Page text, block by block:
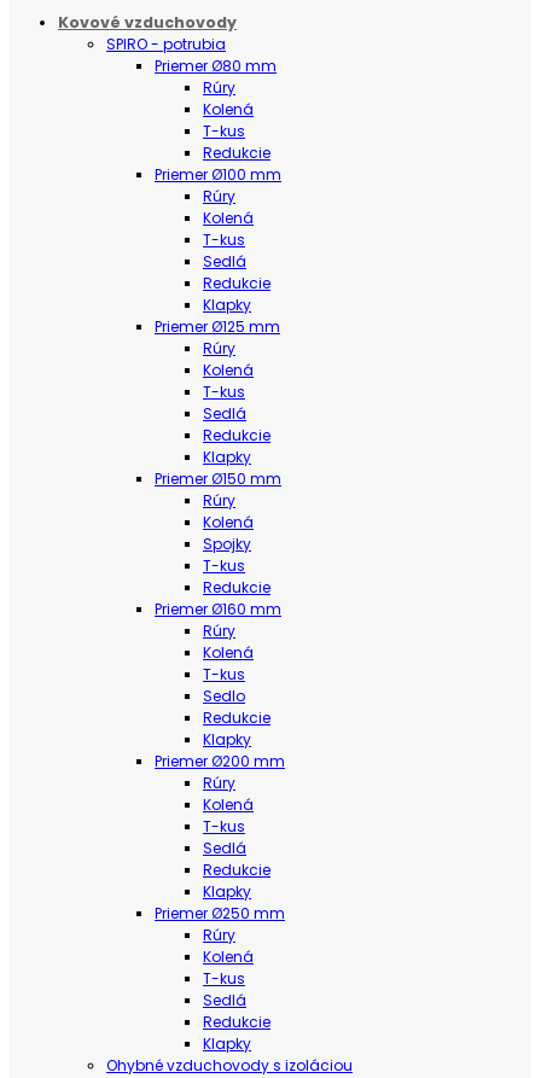
Kovové vzduchovody
SPIRO - potrubia
Priemer Ø80 mm
Rúry
Kolená
T-kus
Redukcie
Priemer Ø100 mm
Rúry
Kolená
T-kus
Sedlá
Redukcie
Klapky
Priemer Ø125 mm
Rúry
Kolená
T-kus
Sedlá
Redukcie
Klapky
Priemer Ø150 mm
Rúry
Kolená
Spojky
T-kus
Redukcie
Priemer Ø160 mm
Rúry
Kolená
T-kus
Sedlo
Redukcie
Klapky
Priemer Ø200 mm
Rúry
Kolená
T-kus
Sedlá
Redukcie
Klapky
Priemer Ø250 mm
Rúry
Kolená
T-kus
Sedlá
Redukcie
Klapky
Ohybné vzduchovody s izoláciou